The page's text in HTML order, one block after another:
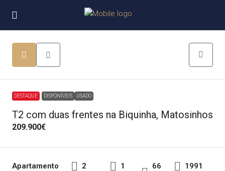
DESTAQUE DISPONÍVEIS USADO
T2 com duas frentes na Biquinha, Matosinhos
209.900€
Apartamento
2
1
66
1991